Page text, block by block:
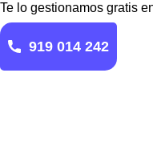
Te lo gestionamos gratis
919 014 242